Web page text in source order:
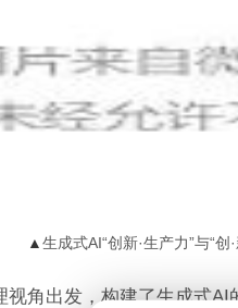
▲生成式AI“创新·生产力”与“
视角出发，构建了生成式